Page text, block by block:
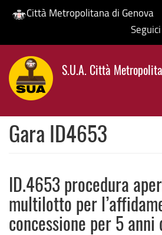
Salta
contenuto
principale
Città Metropolitana di Genova
S.U.A. Città
Gara ID4653
ID.4653 procedura
multilotto per
concessione per 5 anni